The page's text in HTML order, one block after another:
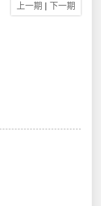
上一期 | 下一期